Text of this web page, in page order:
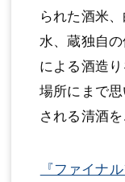
られた酒米
水、蔵独自
による酒造
場所にまで
される清酒を
『ファイナ